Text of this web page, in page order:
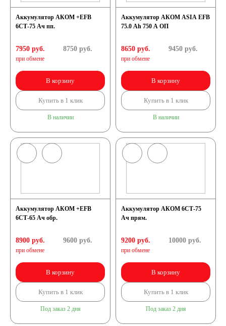
Аккумулятор АКОМ +EFB
6СТ-75 Ач пп.
7950 руб.
при обмене
8750руб.
В корзину
Купить в 1 клик
В наличии
Аккумулятор АКОМ ASIA EFB
75.0 Ah 750 A ОП
8650 руб.
при обмене
9450руб.
В корзину
Купить в 1 клик
В наличии
Аккумулятор АКОМ +EFB
6СТ-65 Ач обр.
8900 руб.
при обмене
9600руб.
В корзину
Купить в 1 клик
Под заказ 2 дня
Аккумулятор АКОМ 6СТ-75
Ач прям.
9200 руб.
при обмене
10000руб.
В корзину
Купить в 1 клик
Под заказ 2 дня